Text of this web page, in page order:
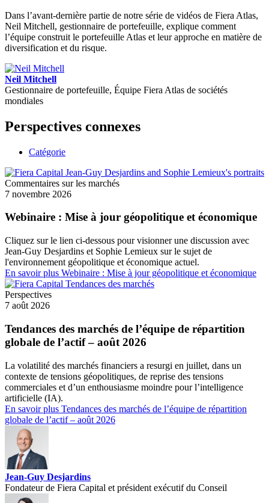
Dans l’avant-dernière partie de notre série de vidéos de Fiera Atlas,
Neil Mitchell, gestionnaire de portefeuille, explique comment
l’équipe construit le portefeuille Atlas et leur approche en matière de
diversification et du risque.
Neil Mitchell
Gestionnaire de portefeuille, Équipe Fiera Atlas de sociétés
mondiales
Perspectives connexes
Catégorie
Commentaires sur les marchés
7 novembre 2026
Webinaire : Mise à jour géopolitique et économique
Cliquez sur le lien ci-dessous pour visionner une discussion avec
Jean-Guy Desjardins et Sophie Lemieux sur le sujet de
l'environnement géopolitique et économique actuel.
En savoir plus Webinaire : Mise à jour géopolitique et économique
Perspectives
7 août 2026
Tendances des marchés de l’équipe de répartition
globale de l’actif – août 2026
La volatilité des marchés financiers a resurgi en juillet, dans un
contexte de tensions géopolitiques, de reprise des tensions
commerciales et d’un enthousiasme moindre pour l’intelligence
artificielle (IA).
En savoir plus Tendances des marchés de l’équipe de répartition
globale de l’actif – août 2026
Jean-Guy Desjardins
Fondateur de Fiera Capital et président exécutif du Conseil